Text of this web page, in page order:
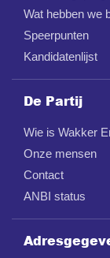
Wat hebben we
Speerpunten
Kandidatenlijst
De Partij
Wie is Wakker
Onze mensen
Contact
ANBI status